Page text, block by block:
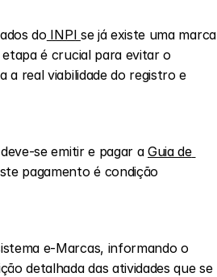
do INPI se já existe uma marca
é crucial para evitar o
a real viabilidade do registro e
se emitir e pagar a Guia de
pagamento é condição
e-Marcas, informando o
detalhada das atividades que se